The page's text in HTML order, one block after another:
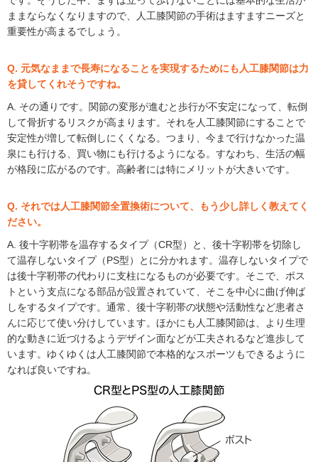
ままならなくなりますので、人工膝関節の手術はますますニーズと
重要性が高まるでしょう。
Q. 元気なままで長寿になることを実現するためにも人工膝関節は力
を貸してくれそうですね。
A. その通りです。関節の変形が進むと歩行が不安定になって、転倒
して骨折するリスクが高まります。それを人工膝関節にすることで
安定性が増して転倒しにくくなる。つまり、今まで行けなかった温
泉にも行ける、買い物にも行けるようになる。すなわち、生活の幅
が格段に広がるのです。高齢者には特にメリットが大きいです。
Q. それでは人工膝関節全置換術について、もう少し詳しく教えてく
ださい。
A. 後十字靭帯を温存するタイプ（CR型）と、後十字靭帯を切除し
て温存しないタイプ（PS型）とに分かれます。温存しないタイプで
は後十字靭帯の代わりに支柱になるものが必要です。そこで、ポス
トという支点になる部品が設置されていて、そこを中心に曲げ伸ば
しをするタイプです。通常、後十字靭帯の状態や活動性など患者さ
んに応じて使い分けしています。ほかにも人工膝関節は、より生理
的な動きに近づけるようデザイン面などが工夫されるなど進歩して
います。ゆくゆくは人工膝関節で本格的なスポーツもできるように
なれば良いですね。